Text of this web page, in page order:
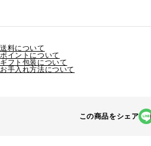
送料について
ポイントについて
ギフト包装について
お手入れ方法について
この商品をシェア